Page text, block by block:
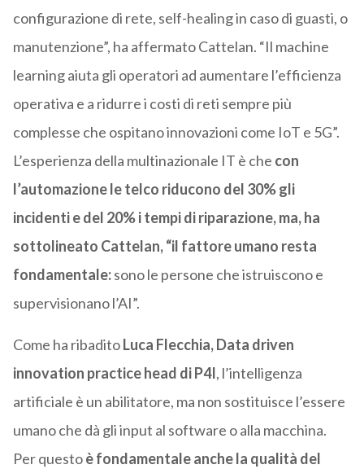
configurazione di rete, self-healing in caso di guasti, o
manutenzione”, ha affermato Cattelan. “Il machine
learning aiuta gli operatori ad aumentare l’efficienza
operativa e a ridurre i costi di reti sempre più
complesse che ospitano innovazioni come IoT e 5G”.
L’esperienza della multinazionale IT è che con
l’automazione le telco riducono del 30% gli
incidenti e del 20% i tempi di riparazione, ma, ha
sottolineato Cattelan, “il fattore umano resta
fondamentale:sono le persone che istruiscono e
supervisionano l’AI”.
Come ha ribaditoLuca Flecchia, Data driven
innovation practice head di P4I, l’intelligenza
artificiale è un abilitatore, ma non sostituisce l’essere
umano che dà gli input al software o alla macchina.
Per questoè fondamentale anche la qualità del